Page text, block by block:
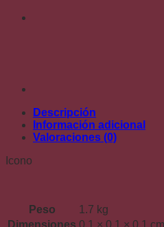
Descripción
Información adicional
Valoraciones (0)
Icono
Peso
1.7 kg
Dimensiones 0.1 × 0.1 × 0.1 cm